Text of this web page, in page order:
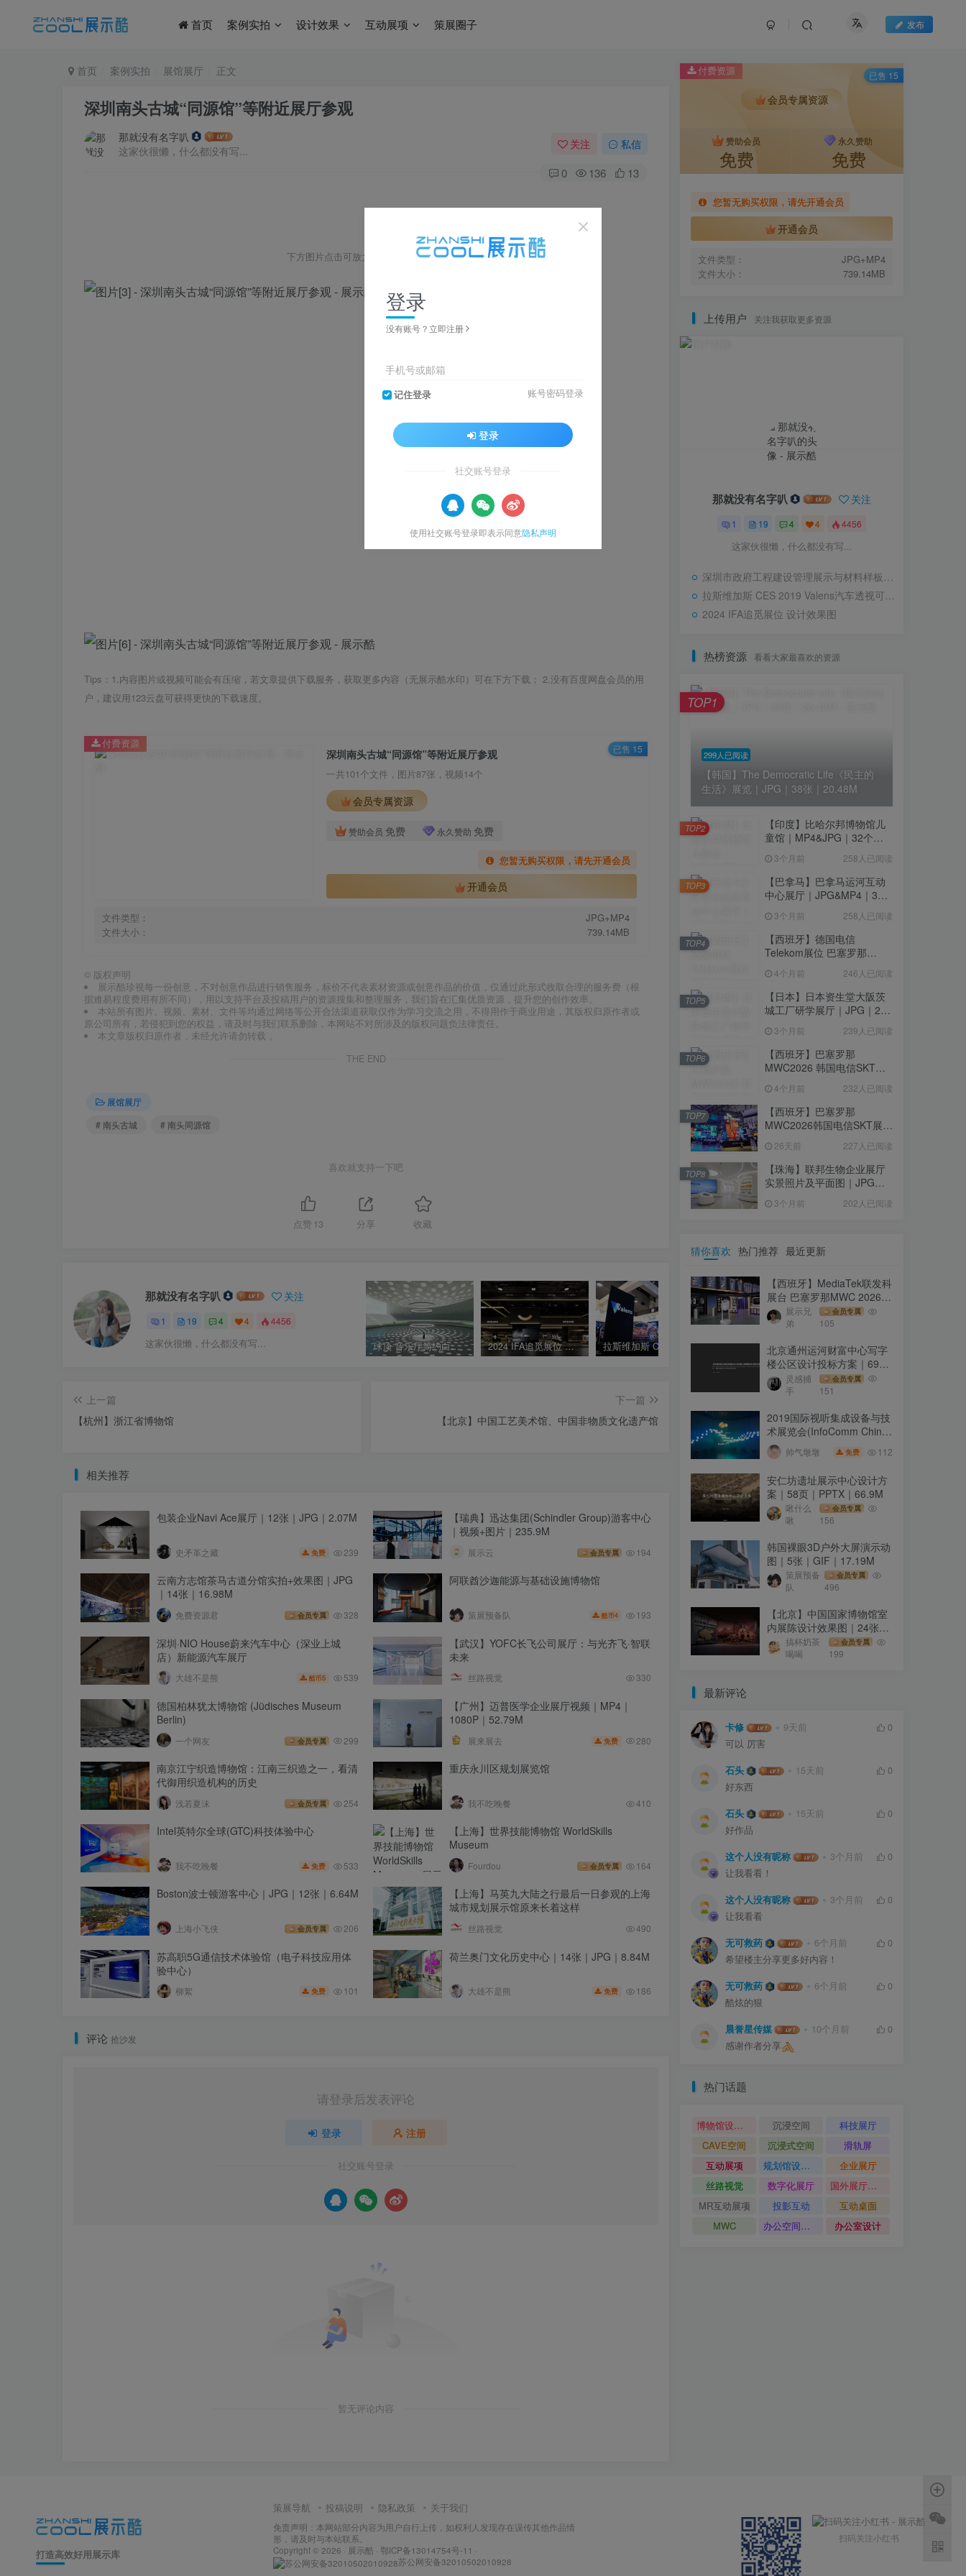
首页 案例实拍 设计效果 互动展项 策展圈子 发布
首页 案例实拍 展馆展厅 正文
深圳南头古城“同源馆”等附近展厅参观
那就没有名字叭
这家伙很懒，什么都没有写...
关注 私信
0 136 13
下方图片点击可放大，可左右滑动浏览
Tips：1.内容图片或视频可能会有压缩，若文章提供下载服务，获取更多内容（无展示酷水印）可在下方下载； 2.没有百度网盘会员的用
户，建议用123云盘可获得更快的下载速度。
深圳南头古城“同源馆”等附近展厅参观
一共101个文件，图片87张，视频14个
会员专属资源
赞助会员 免费 永久赞助 免费
您暂无购买权限，请先开通会员
开通会员
文件类型：
JPG+MP4
文件大小：
739.14MB
付费资源 已售 15
© 版权声明
展示酷珍视每一份创意，不对创意作品进行销售服务，标价不代表素材资源或创意作品的价值，仅通过此形式收取合理的服务费（根
据难易程度费用有所不同），用以支持平台及投稿用户的资源搜集和整理服务，我们旨在汇集优质资源，提升您的创作效率。
本站所有图片、视频、素材、文件等均通过网络等公开合法渠道获取仅作为学习交流之用，不得用作于商业用途，其版权归原作者或
原公司所有，若侵犯到您的权益，请及时与我们联系删除，本网站不对所涉及的版权问题负法律责任。
本文章版权归原作者，未经允许请勿转载 。
THE END
展馆展厅
# 南头古城
# 南头同源馆
喜欢就支持一下吧
点赞 13 分享 收藏
那就没有名字叭 关注
1 19 4 4 4456
这家伙很懒，什么都没有写... 球顶 音乐厅简约白色沉浸空间 升降光环设计 2024 IFA追觅展位 设计效果图 拉斯维加斯 CES 2019 Valens汽车透视可互动滑轨屏 【杭州】中国丝绸博物馆
上一篇
【杭州】浙江省博物馆
下一篇
【北京】中国工艺美术馆、中国非物质文化遗产馆
相关推荐
包装企业Navi Ace展厅｜12张｜JPG｜2.07M
史矛革之藏 免费 239
【瑞典】迅达集团(Schindler Group)游客中心
｜视频+图片｜235.9M
展示云 会员专属 194
云南方志馆茶马古道分馆实拍+效果图｜JPG
｜14张｜16.98M
免费资源君 会员专属 328
阿联酋沙迦能源与基础设施博物馆
策展预备队 酷币4 193
深圳·NIO House蔚来汽车中心（深业上城
店）新能源汽车展厅
大雄不是熊 酷币5 539
【武汉】YOFC长飞公司展厅：与光齐飞·智联
未来
丝路视觉 330
德国柏林犹太博物馆 (Jüdisches Museum
Berlin)
一个网友 会员专属 299
【广州】迈普医学企业展厅视频｜MP4｜
1080P｜52.79M
展来展去 免费 280
南京江宁织造博物馆：江南三织造之一，看清
代御用织造机构的历史
浅若夏沫 会员专属 254
重庆永川区规划展览馆
我不吃晚餐 410
Intel英特尔全球(GTC)科技体验中心
我不吃晚餐 免费 533
【上海】世界技能博物馆 WorldSkills
Museum
Fourdou 会员专属 164
Boston波士顿游客中心｜JPG｜12张｜6.64M
上海小飞侠 会员专属 206
【上海】马英九大陆之行最后一日参观的上海
城市规划展示馆原来长着这样
丝路视觉 490
苏高职5G通信技术体验馆（电子科技应用体
验中心）
柳絮 免费 101
荷兰奥门文化历史中心｜14张｜JPG｜8.84M
大雄不是熊 免费 186
评论 抢沙发
请登录后发表评论
登录 注册
社交账号登录
暂无评论内容
付费资源
会员专属资源
赞助会员
免费
永久赞助
免费
您暂无购买权限，请先开通会员
开通会员
文件类型：
JPG+MP4
文件大小：
739.14MB
已售 15
上传用户 关注我获取更多资源
那就没有名字叭 关注
1 19 4 4 4456
这家伙很懒，什么都没有写...
深圳市政府工程建设管理展示与材料样板基地
拉斯维加斯 CES 2019 Valens汽车透视可互动滑轨屏
2024 IFA追觅展位 设计效果图
热榜资源 看看大家最喜欢的资源
299人已阅读
【韩国】The Democratic Life《民主的
生活》展览｜JPG｜38张｜20.48M
TOP1
【印度】比哈尔邦博物馆儿
童馆｜MP4&JPG｜32个｜
3个月前 258人已阅读
TOP2
【巴拿马】巴拿马运河互动
中心展厅｜JPG&MP4｜39
3个月前 258人已阅读
TOP3
【西班牙】德国电信
Telekom展位 巴塞罗那
｜77.42M
4个月前 246人已阅读
TOP4
【日本】日本资生堂大阪茨
城工厂研学展厅｜JPG｜26
3个月前 239人已阅读
TOP5
【西班牙】巴塞罗那
MWC2026 韩国电信SKT展
105.67M
4个月前 232人已阅读
TOP6
【西班牙】巴塞罗那
MWC2026韩国电信SKT展台
个｜16.51M
26天前 227人已阅读
TOP7
【珠海】联邦生物企业展厅
实景照片及平面图｜JPG｜
3个月前 202人已阅读
TOP8
猜你喜欢 热门推荐 最近更新
【西班牙】MediaTek联发科
展台 巴塞罗那MWC 2026｜
MP4｜1080P｜17.2M
展示兄
弟
会员专属
105
北京通州运河财富中心写字
楼公区设计投标方案｜69页
｜PDF｜32.4M
灵感捕
手
会员专属
151
2019国际视听集成设备与技
术展览会(InfoComm China
2019)
帅气墩墩 免费 112
安仁坊遗址展示中心设计方
案｜58页｜PPTX｜66.9M
啾什么
啾
会员专属
156
韩国裸眼3D户外大屏演示动
图｜5张｜GIF｜17.19M
策展预备
队
会员专属
496
【北京】中国国家博物馆室
内展陈设计效果图｜24张｜
JPG｜277.05M
搞杯奶茶
喝喝
会员专属
199
最新评论
卡修 9天前
0
可以 厉害
石头 15天前
0
好东西
石头 15天前
0
好作品
这个人没有昵称 3个月前
0
让我看看！
这个人没有昵称 3个月前
0
让我看看
无可救药 6个月前
0
希望楼主分享更多好内容！
无可救药 6个月前
0
酷炫的狠
晨誉星传媒 10个月前
0
感谢作者分享
热门话题
博物馆设计方案 沉浸空间
科技展厅
CAVE空间
沉浸式空间
滑轨屏
互动展项
规划馆设计方案
企业展厅
丝路视觉
数字化展厅
国外展厅案例
MR互动展项
投影互动
互动桌面
MWC
办公空间设计 办公室设计
打造高效好用展示库
策展导航 投稿说明 隐私政策 关于我们
免责声明：本网站部分内容为用户自行上传，如权利人发现存在误传其他作品情
形，请及时与本站联系。
Copyright © 2026 · 展示酷 · 鄂ICP备13014754号-11 ·
苏公网安备32010502010928
扫码关注小红书
登录
没有账号？立即注册
手机号或邮箱
记住登录 账号密码登录
登录
社交账号登录
使用社交账号登录即表示同意隐私声明